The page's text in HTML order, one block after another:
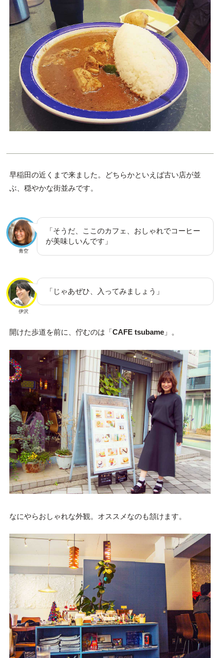
早稲田の近くまで来ました。どちらかといえば古い店が並
ぶ、穏やかな街並みです。
青空
「そうだ、ここのカフェ、おしゃれでコーヒー
が美味しいんです」
伊沢
「じゃあぜひ、入ってみましょう」
開けた歩道を前に、佇むのは「CAFE tsubame」。
なにやらおしゃれな外観。オススメなのも頷けます。